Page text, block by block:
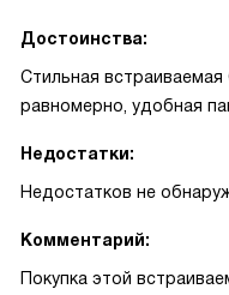
Достоинства:
Стильная
равномерно, удобная
Недостатки:
Недостатков не
Комментарий:
Покупка этой